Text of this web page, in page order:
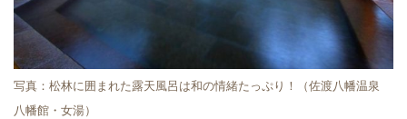
写真：松林に囲まれた露天風呂は和の情緒たっぷり！（佐渡八幡温泉
八幡館・女湯）